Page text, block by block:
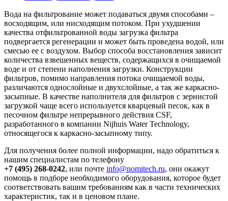
Вода на фильтрование может подаваться двумя способами –
восходящим, или нисходящим потоком. При ухудшении
качества отфильтрованной воды загрузка фильтра
подвергается регенерации и может быть проведена водой, или
смесью ее с воздухом. Выбор способа восстановления зависит
количества взвешенных веществ, содержащихся в очищаемой
воде и от степени наполнения загрузки. Конструкции
фильтров, помимо направления потока очищаемой воды,
различаются однослойные и двухслойные, а так же каркасно-
засыпные. В качестве наполнителя для фильтров с зернистой
загрузкой чаще всего используется кварцевый песок, как в
песочном фильтре непрерывного действия CSF,
разработанного в компании Nijhuis Water Technology,
относящегося к каркасно-засыпному типу.
Для получения более полной информации, надо обратиться к
нашим специалистам по телефону
+7 (495) 268-0242, или почте info@nomitech.ru, они окажут
помощь в подборе необходимого оборудования, которое будет
соответствовать вашим требованиям как в части технических
характеристик, так и в ценовом плане.